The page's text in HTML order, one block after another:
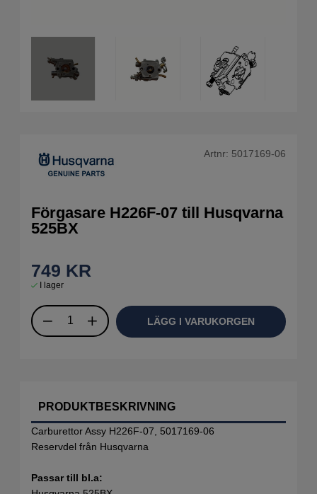
Artnr: 5017169-06
Förgasare H226F-07 till Husqvarna
525BX
749 KR
I lager
LÄGG I VARUKORGEN
PRODUKTBESKRIVNING
Carburettor Assy H226F-07, 5017169-06
Reservdel från Husqvarna
Passar till bl.a: